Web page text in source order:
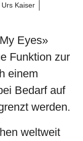
Kaiser
Eyes»
Funktion zur
einem
Bedarf auf
werden.
weltweit